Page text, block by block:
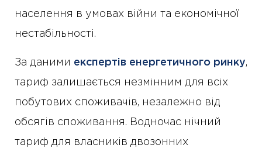
населення в умовах війни та економічної
нестабільності.
За даними експертів енергетичного ринку,
тариф залишається незмінним для всіх
побутових споживачів, незалежно від
обсягів споживання. Водночас нічний
тариф для власників двозонних